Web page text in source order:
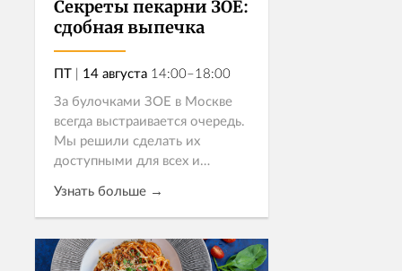
Секреты пекарни ЗОЕ:
сдобная выпечка
ПТ | 14 августа 14:00–18:00
За булочками ЗОЕ в Москве
всегда выстраивается очередь.
Мы решили сделать их
доступными для всех и
ЗОЕ Александру Моисееву,
чтобы раскрыть все секреты
создания культовой вы...
Узнать больше →
Записаться